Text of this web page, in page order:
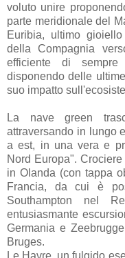
voluto unire
parte meridionale del
Euribia, ultimo
della Compagnia
efficiente di
disponendo delle
suo impatto
La nave green
attraversando in lungo
a est, in una vera e
Nord Europa".
in Olanda (con tappa
Francia, da cui è
Southampton nel
entusiasmante
Germania e
Bruges.
Le Havre, un fulgido